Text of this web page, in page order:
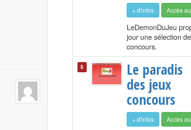
+ d'infos Accès
LeDemonDuJeu
jour une sélection
concours.
5 Le paradis
des jeux
concours
+ d'infos Accès